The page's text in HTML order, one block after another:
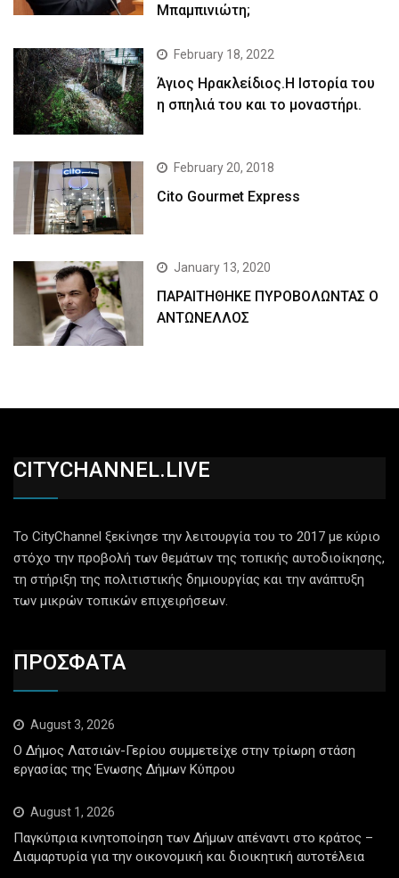
Μπαμπινιώτη;
February 18, 2022
Άγιος Ηρακλείδιος.Η Ιστορία του
η σπηλιά του και το μοναστήρι.
February 20, 2018
Cito Gourmet Express
January 13, 2020
ΠΑΡΑΙΤΗΘΗΚΕ ΠΥΡΟΒΟΛΩΝΤΑΣ Ο
ΑΝΤΩΝΕΛΛΟΣ
CITYCHANNEL.LIVE
Το CityChannel ξεκίνησε την λειτουργία του το 2017 με κύριο
στόχο την προβολή των θεμάτων της τοπικής αυτοδιοίκησης,
τη στήριξη της πολιτιστικής δημιουργίας και την ανάπτυξη
των μικρών τοπικών επιχειρήσεων.
ΠΡΟΣΦΑΤΑ
August 3, 2026
Ο Δήμος Λατσιών-Γερίου συμμετείχε στην τρίωρη στάση
εργασίας της Ένωσης Δήμων Κύπρου
August 1, 2026
Παγκύπρια κινητοποίηση των Δήμων απέναντι στο κράτος –
Διαμαρτυρία για την οικονομική και διοικητική αυτοτέλεια